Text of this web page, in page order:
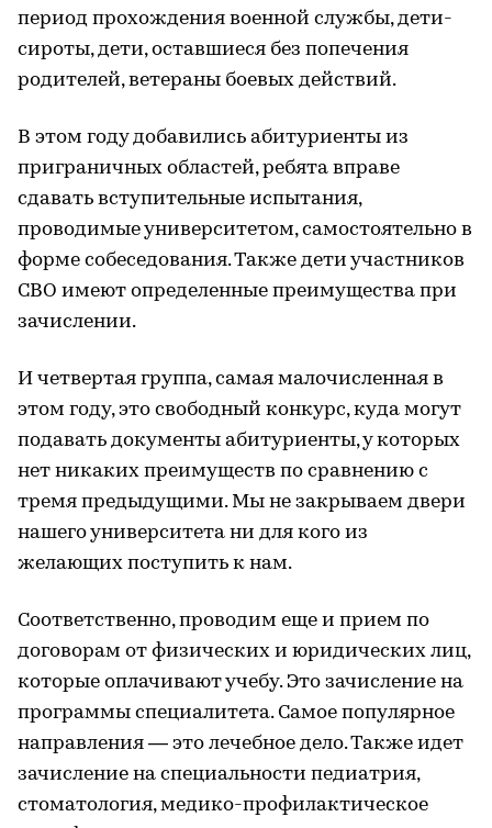
период прохождения военной службы, дети-
сироты, дети, оставшиеся без попечения
родителей, ветераны боевых действий.
В этом году добавились абитуриенты из
приграничных областей, ребята вправе
сдавать вступительные испытания,
проводимые университетом, самостоятельно в
форме собеседования. Также дети участников
СВО имеют определенные преимущества при
зачислении.
И четвертая группа, самая малочисленная в
этом году, это свободный конкурс, куда могут
подавать документы абитуриенты, у которых
нет никаких преимуществ по сравнению с
тремя предыдущими. Мы не закрываем двери
нашего университета ни для кого из
желающих поступить к нам.
Соответственно, проводим еще и прием по
договорам от физических и юридических лиц,
которые оплачивают учебу. Это зачисление на
программы специалитета. Самое популярное
направления — это лечебное дело. Также идет
зачисление на специальности педиатрия,
стоматология, медико-профилактическое